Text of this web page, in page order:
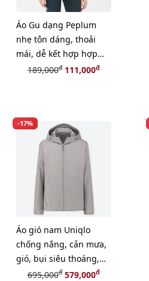
Áo Gu dạng Peplum
nhẹ tôn dáng, thoải
mái, dễ kết hợp hợp
đồ, BLACK, size L
189,000đ111,000đ
-17%
Áo gió nam Uniqlo
chống nắng, cản mưa,
gió, bụi siêu thoáng,
#03 Gray M
695,000đ579,000đ